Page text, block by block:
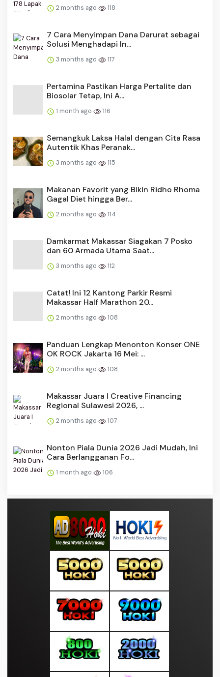
2 months ago 118
​​7 Cara Menyimpan Dana Darurat sebagai
Solusi Menghadapi In...
3 months ago 117
Pertamina Pastikan Harga Pertalite dan
Biosolar Tetap, Ini A...
1 month ago 116
Semangkuk Laksa Halal dengan Cita Rasa
Autentik Khas Peranak...
3 months ago 115
Makanan Favorit yang Bikin Ridho Rhoma
Gagal Diet hingga Ber...
2 months ago 114
Damkarmat Makassar Siagakan 7 Posko
dan 60 Armada Utama Saat...
3 months ago 112
Catat! Ini 12 Kantong Parkir Resmi
Makassar Half Marathon 20...
2 months ago 108
Panduan Lengkap Menonton Konser ONE
OK ROCK Jakarta 16 Mei: ...
2 months ago 108
Makassar Juara I Creative Financing
Regional Sulawesi 2026, ...
2 months ago 107
Nonton Piala Dunia 2026 Jadi Mudah, Ini
Cara Berlangganan Fo...
1 month ago 106